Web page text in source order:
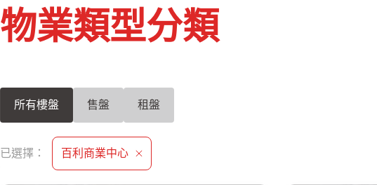
物業類型分類
所有樓盤 售盤 租盤
已選擇： 百利商業中心